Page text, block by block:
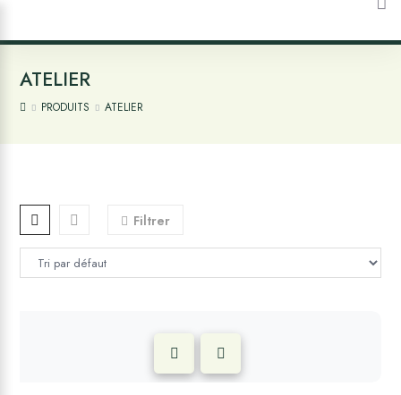
ATELIER
PRODUITS ATELIER
Filtrer